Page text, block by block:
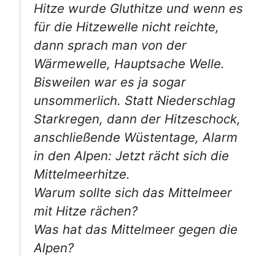
Hitze wurde Gluthitze und wenn es
für die Hitzewelle nicht reichte,
dann sprach man von der
Wärmewelle, Hauptsache Welle.
Bisweilen war es ja sogar
unsommerlich. Statt Niederschlag
Starkregen, dann der Hitzeschock,
anschließende Wüstentage, Alarm
in den Alpen: Jetzt rächt sich die
Mittelmeerhitze.
Warum sollte sich das Mittelmeer
mit Hitze rächen?
Was hat das Mittelmeer gegen die
Alpen?